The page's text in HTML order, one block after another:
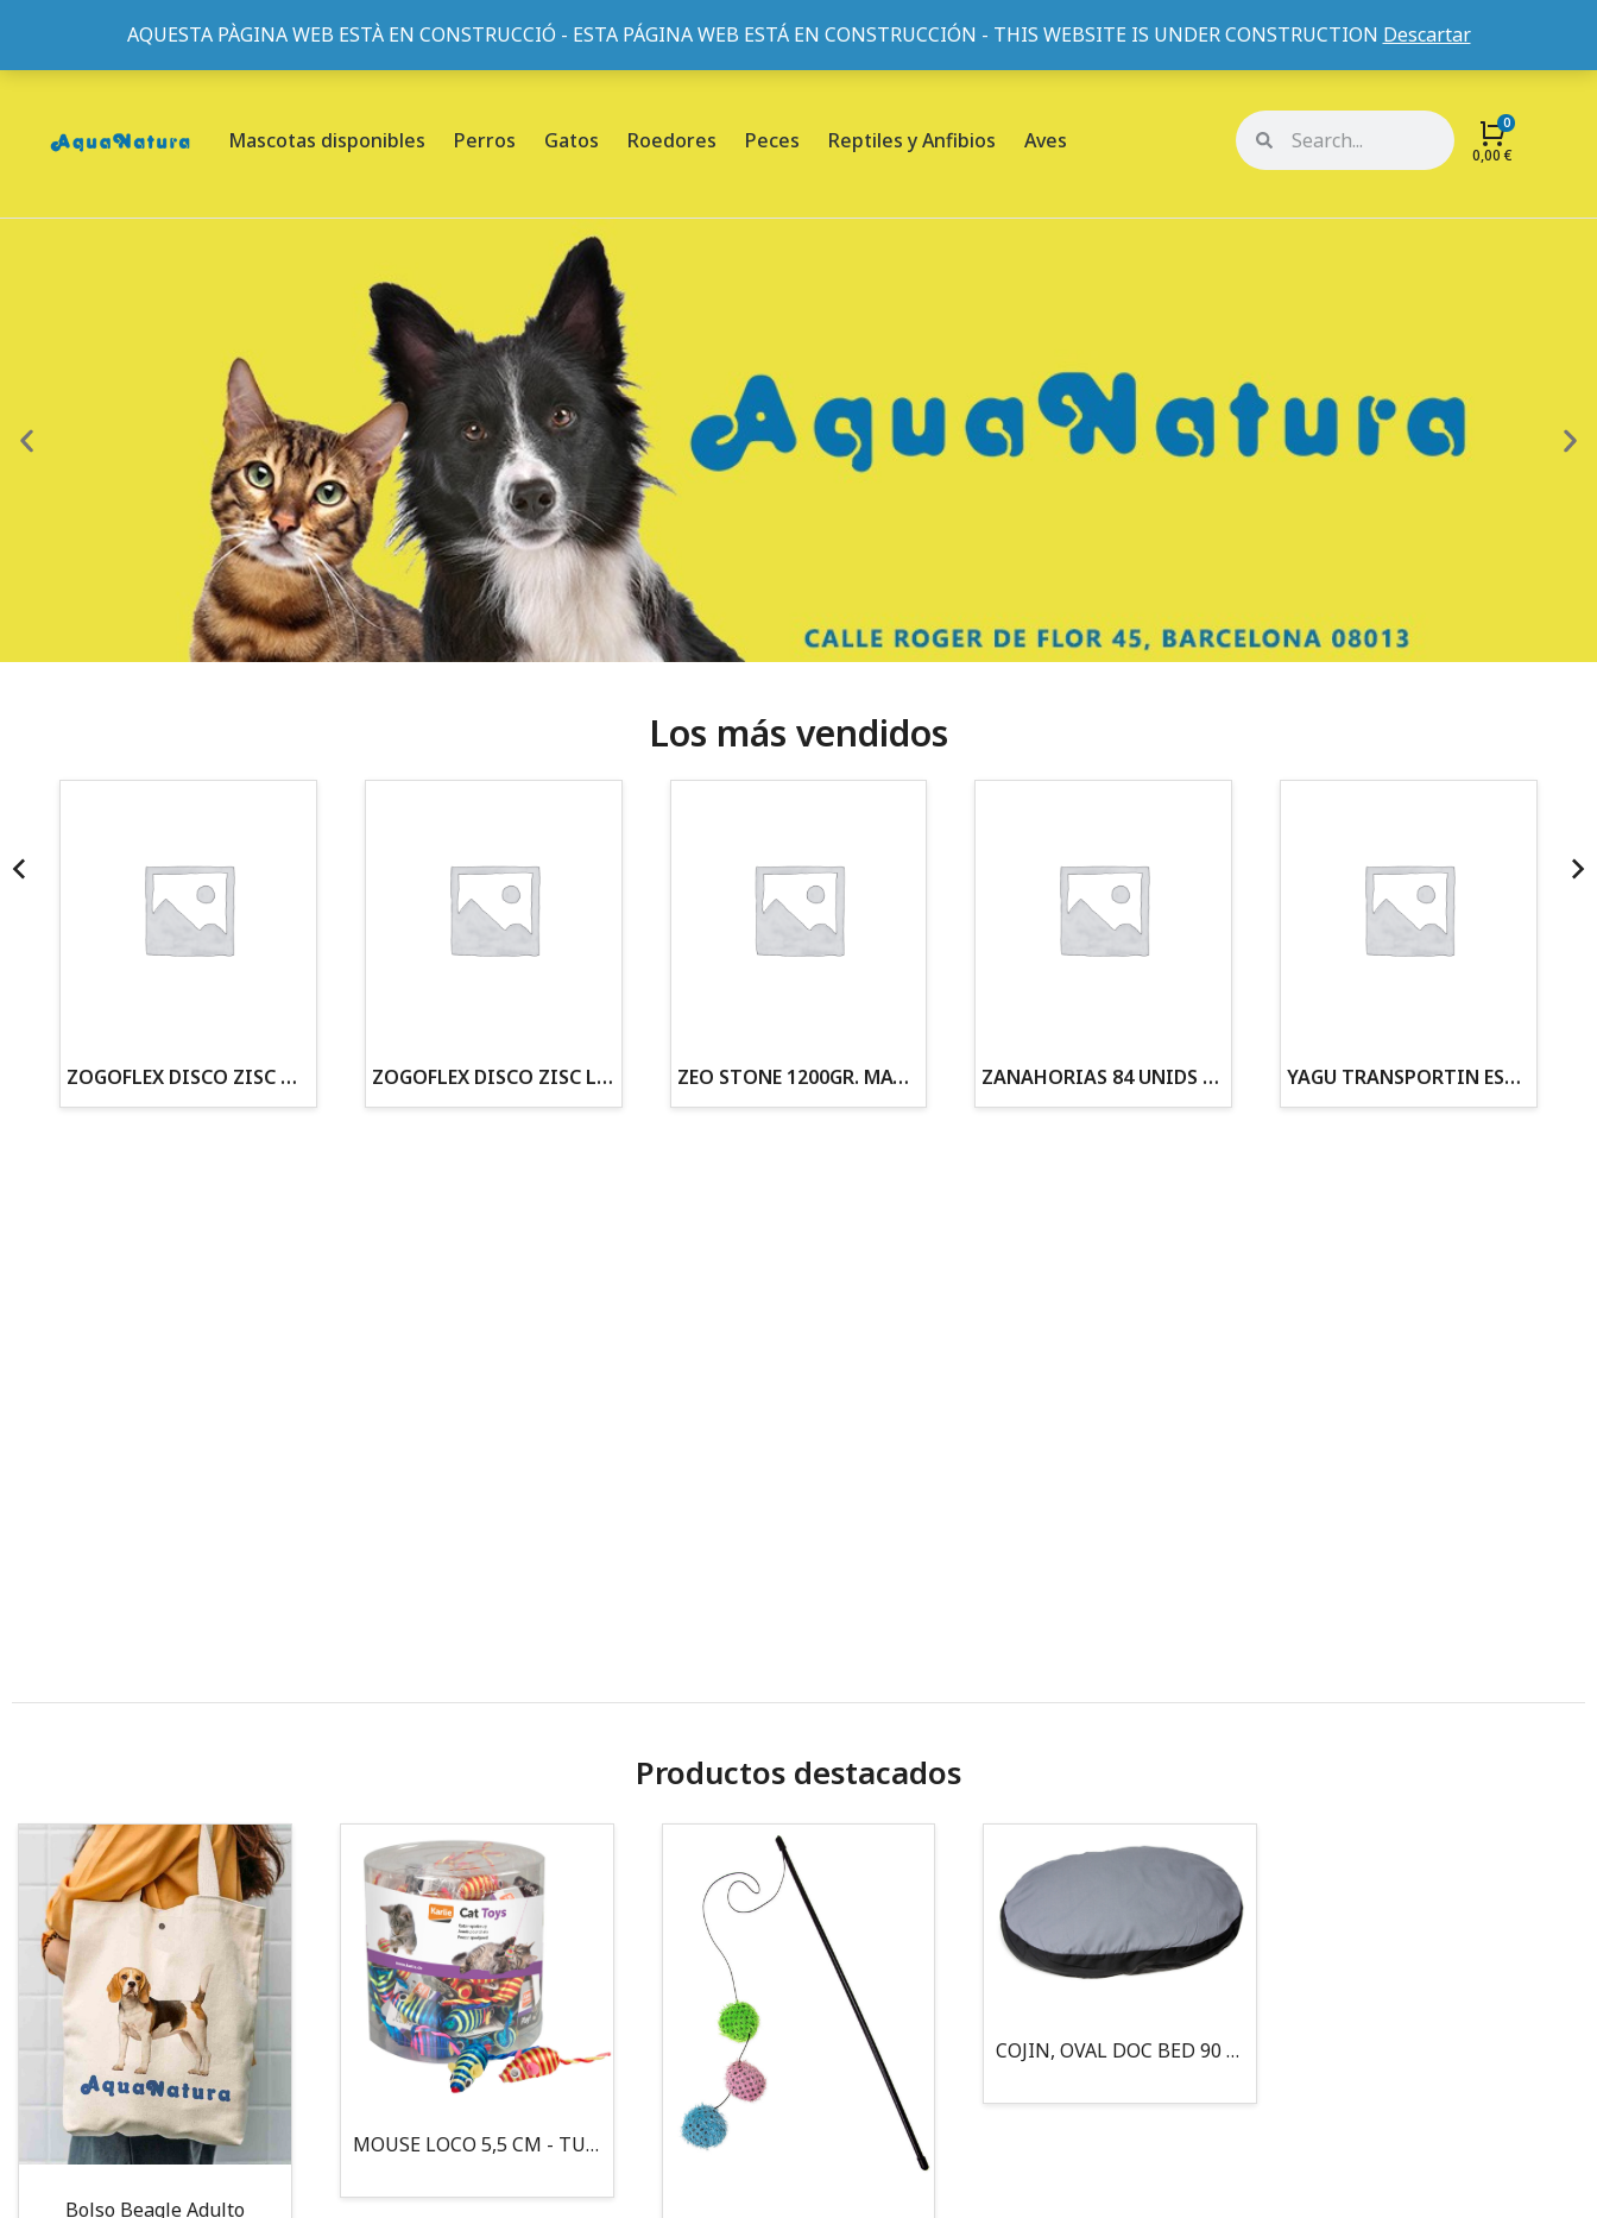
AQUESTA PÀGINA WEB ESTÀ EN CONSTRUCCIÓ - ESTA PÁGINA WEB ESTÁ EN CONSTRUCCIÓN - THIS WEBSITE IS UNDER CONSTRUCTION Descartar
933095977-933152057-933103463- C/ de Roger de Flor, 45, L'Eixample, 08013 Barcelona |Sobre nosotros Mi cuenta Mis pedidos
Mascotas disponibles Perros Gatos Roedores Peces Reptiles y Anfibios Aves
0,00€
¡Somos Aquanatura!
· Cachorros supervisados por equipo veterinario
Los más vendidos
ZOGOFLEX DISCO ZISC MINI (16CM) FLUORESCENTE ZOGOFLEX DISCO ZISC L (21.6CM) FLUORESCENTE ZEO STONE 1200GR. MATERIAL FILTRANTE ZANAHORIAS 84 UNIDS EN DISPLAY YAGU TRANSPORTIN ESPUMA CAMUFLAJE Nº1 36x30x28
Productos destacados
Bolso Beagle Adulto
MOUSE LOCO 5,5 CM - TUBO
COJIN, OVAL DOC BED 90 X 66 X 10CM GRIS/NEGRO, 95°